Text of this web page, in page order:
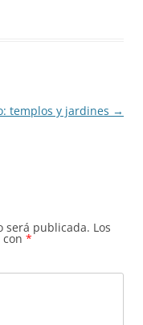
templos y jardines →
será publicada. Los
*